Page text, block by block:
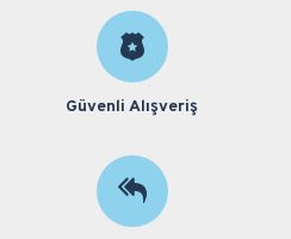
Güvenli Alışveriş